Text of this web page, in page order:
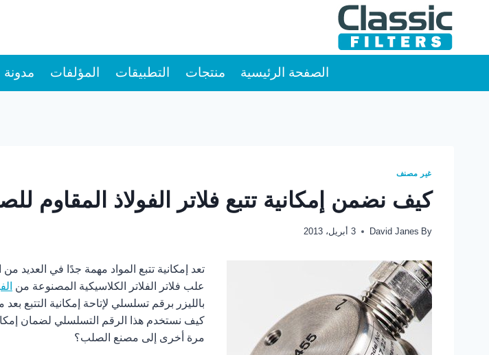
الصفحة الرئيسية منتجات التطبيقات المؤلفات مدونة
غير مصنف
كيف نضمن إمكانية تتبع فلاتر الفولاذ المقاوم
By
David Janes 3 أبريل، 2013
تعد إمكانية تتبع المواد مهمة جدًا في العديد
علب فلاتر الفلاتر الكلاسيكية المصنوعة من
بالليزر برقم تسلسلي لإتاحة إمكانية التتبع
كيف نستخدم هذا الرقم التسلسلي لضمان
مرة أخرى إلى مصنع الصلب؟